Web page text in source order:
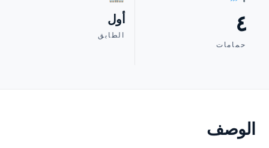
٤
حمامات
أول
الطابق
الوصف